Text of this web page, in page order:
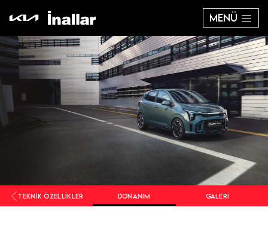
MENÜ
TEKNIK ÖZELLIKLER DONANIM GALERI